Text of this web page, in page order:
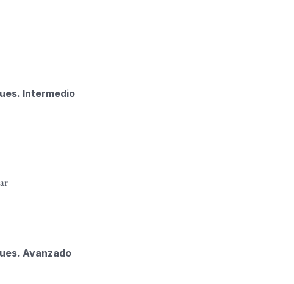
Intermedio
Avanzado